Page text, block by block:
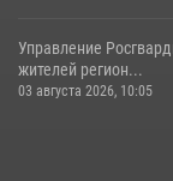
Управление
жителей регион...
03 августа 2026, 10:05